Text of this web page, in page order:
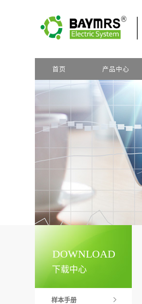
首页 产品中心
下载中心
DOWNLOAD
样本手册